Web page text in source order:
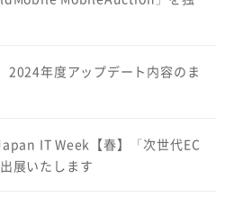
年度アップデート内容のま
IT Week【春】「次世代EC
展いたします